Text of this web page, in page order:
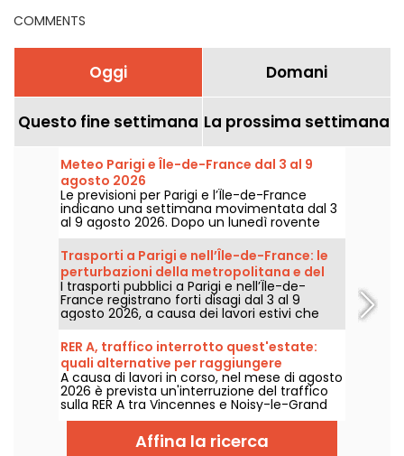
COMMENTS
Oggi Domani
Questo fine settimana La prossima settimana
Meteo Parigi e Île-de-France dal 3 al 9
agosto 2026
Le previsioni per Parigi e l’Île-de-France
indicano una settimana movimentata dal 3
al 9 agosto 2026. Dopo un lunedì rovente
segnato dal rischio di temporali, le
temperature scenderanno
progressivamente prima di tornare a fare sul
serio con tempo più caldo e soleggiato nel
corso del week-end.
Trasporti a Parigi e nell’Île-de-France: le
perturbazioni della metropolitana e del
RER dal 3 al 9 agosto 2026
I trasporti pubblici a Parigi e nell’Île-de-
France registrano forti disagi dal 3 al 9
agosto 2026, a causa dei lavori estivi che
pesano particolarmente su alcune linee,
secondo RATP e SNCF.
RER A, traffico interrotto quest'estate:
quali alternative per raggiungere
Disneyland Paris?
A causa di lavori in corso, nel mese di agosto
2026 è prevista un'interruzione del traffico
sulla RER A tra Vincennes e Noisy-le-Grand
Mont d'Est. Allora, quali sono le alternative
per raggiungere in mezzi pubblici il parco
Disneyland Paris? Vi rispondiamo.
Affina la ricerca